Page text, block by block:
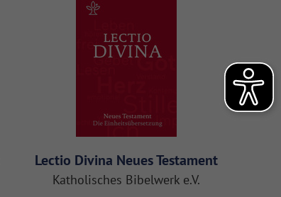
Lectio Divina Neues Testament
Katholisches Bibelwerk e.V.